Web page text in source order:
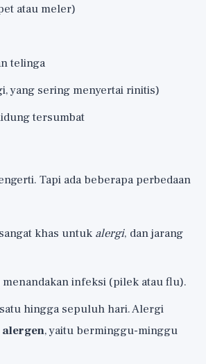
atau meler)
telinga
yang sering menyertai rinitis)
tersumbat
Tapi ada beberapa perbedaan
khas untuk alergi, dan jarang
infeksi (pilek atau flu).
hingga sepuluh hari. Alergi
, yaitu berminggu-minggu